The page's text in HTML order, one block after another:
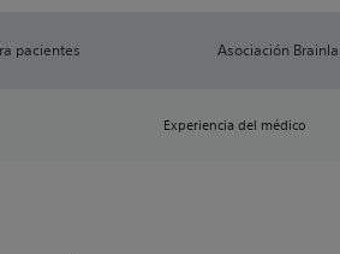
pacientes Asociación
Experiencia del médico